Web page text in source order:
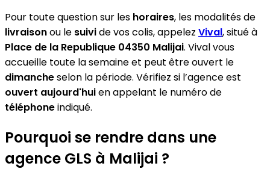
Pour toute question sur les horaires, les modalités de
livraisonou le suivide vos colis, appelez Vival, situé à
Place de la Republique 04350 Malijai. Vival vous
accueille toute la semaine et peut être ouvert le
dimancheselon la période. Vérifiez si l’agence est
ouvert aujourd'huien appelant le numéro de
téléphoneindiqué.
Pourquoi se rendre dans une
agence GLS à Malijai ?